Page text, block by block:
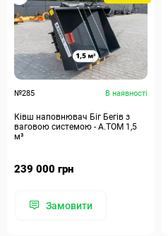
№285 В наявності
Ківш наповнювач Біг Бегів з
ваговою системою - А.ТОМ 1,5
м³
239 000 грн
Замовити